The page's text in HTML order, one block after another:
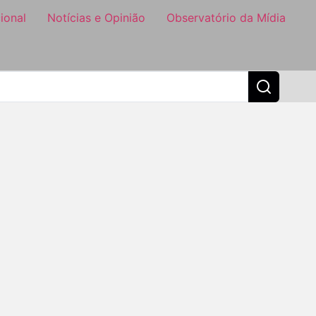
Notícias e Opinião Observatório da Mídia